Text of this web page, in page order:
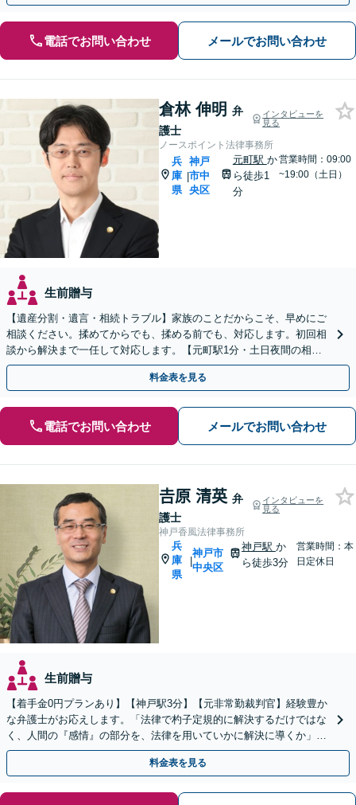
電話でお問い合わせ メールでお問い合わせ
倉林 伸明 弁
護士
インタビューを
見る
ノースポイント法律事務所
兵
庫
県
|
神戸
市中
央区
元町駅 か
ら徒歩1
分
営業時間：09:00
~19:00（土日）
生前贈与
【遺産分割・遺言・相続トラブル】家族のことだからこそ、早めにご
相談ください。揉めてからでも、揉める前でも、対応します。初回相
談から解決まで一任して対応します。【元町駅1分・土日夜間の相談
歓迎】
料金表を見る
電話でお問い合わせ メールでお問い合わせ
𠮷原 清英 弁
護士
インタビューを
見る
神戸香風法律事務所
兵
庫
県
|
神戸市
中央区
神戸駅 か
ら徒歩3分
営業時間：本
日定休日
生前贈与
【着手金0円プランあり】【神戸駅3分】【元非常勤裁判官】経験豊か
な弁護士がお応えします。「法律で杓子定規的に解決するだけではな
く、人間の『感情』の部分を、法律を用いていかに解決に導くか」を
大切にしています【休日・夜間対応可】
料金表を見る